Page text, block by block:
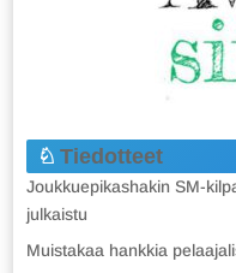
Tiedotteet
Joukkuepikashakin SM-
julkaistu
Muistakaa hankkia